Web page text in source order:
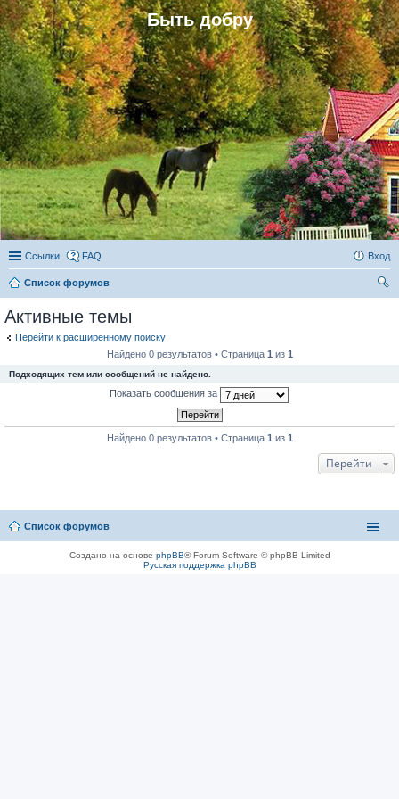
Быть добру
Ссылки FAQ Вход
Список форумов
Активные темы
Перейти к расширенному поиску
Найдено 0 результатов • Страница 1 из 1
Подходящих тем или сообщений не найдено.
Показать сообщения за
Найдено 0 результатов • Страница 1 из 1
Перейти
Список форумов
Создано на основе phpBB® Forum Software © phpBB Limited
Русская поддержка phpBB